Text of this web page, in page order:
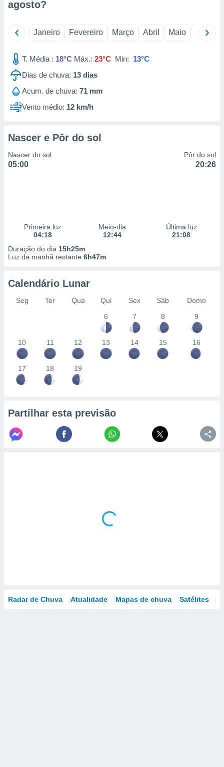
criar
medir
da
de
ou
de
1199
agosto?
Janeiro Fevereiro Março Abril Maio Junho
T. Média : 18°C Máx.: 23°C Min: 13°C
Dias de chuva: 13 dias
Acum. de chuva: 71 mm
Vento médio: 12 km/h
Nascer e Pôr do sol
Nascer do sol
05:00
Pôr do sol
20:26
Primeira luz
04:18
Meio-dia
12:44
Última luz
21:08
Duração do dia 15h25m
Luz da manhã restante 6h47m
Calendário Lunar
Seg Ter Qua Qui Sex Sáb
Domo
6
7 8 9
10 11 12 13 14 15 16
17 18 19
Partilhar esta previsão
Radar de Chuva Atualidade Mapas de chuva Satélites